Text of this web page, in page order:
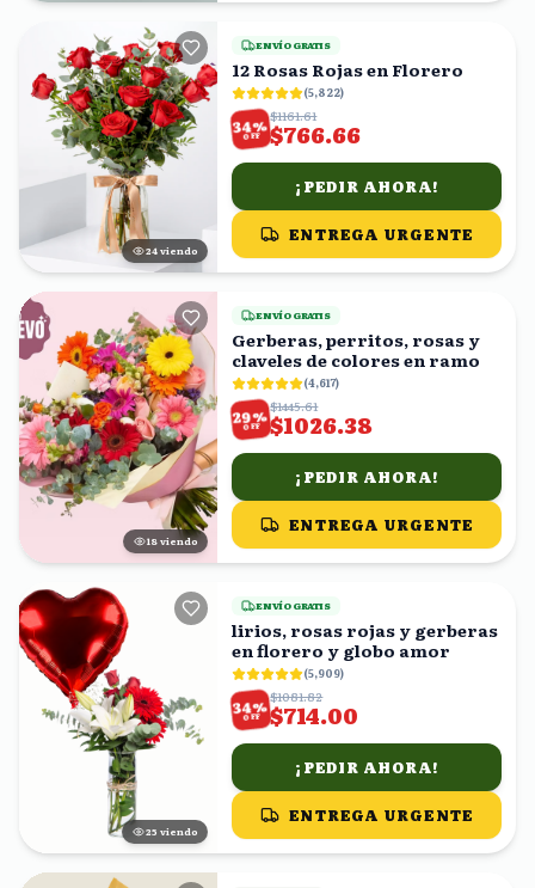
24 viendo
ENVÍO GRATIS
12 Rosas Rojas en Florero
(5,822)
34%
OFF
$1161.61
$766.66
¡PEDIR AHORA!
ENTREGA URGENTE
18 viendo
ENVÍO GRATIS
Gerberas, perritos, rosas y
claveles de colores en ramo
(4,617)
29%
OFF
$1445.61
$1026.38
¡PEDIR AHORA!
ENTREGA URGENTE
25 viendo
ENVÍO GRATIS
lirios, rosas rojas y gerberas
en florero y globo amor
(5,909)
34%
OFF
$1081.82
$714.00
¡PEDIR AHORA!
ENTREGA URGENTE